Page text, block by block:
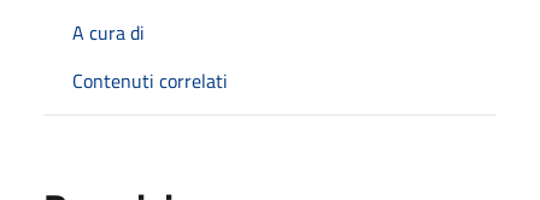
A cura di
Contenuti correlati